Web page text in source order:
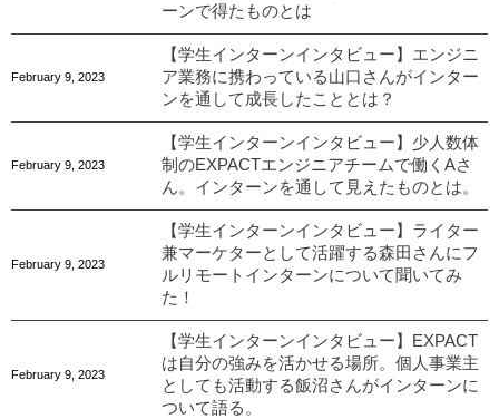
ーンで得たものとは
February 9 2023
【学生インターンインタビュー】エンジニ
ア業務に携わっている山口さんがインター
ンを通して成長したこととは？
February 9 2023
【学生インターンインタビュー】少人数体
制のEXPACTエンジニアチームで働くAさ
ん。インターンを通して見えたものとは。
February 9 2023
【学生インターンインタビュー】ライター
兼マーケターとして活躍する森田さんにフ
ルリモートインターンについて聞いてみ
た！
February 9 2023
【学生インターンインタビュー】EXPACT
は自分の強みを活かせる場所。個人事業主
としても活動する飯沼さんがインターンに
ついて語る。